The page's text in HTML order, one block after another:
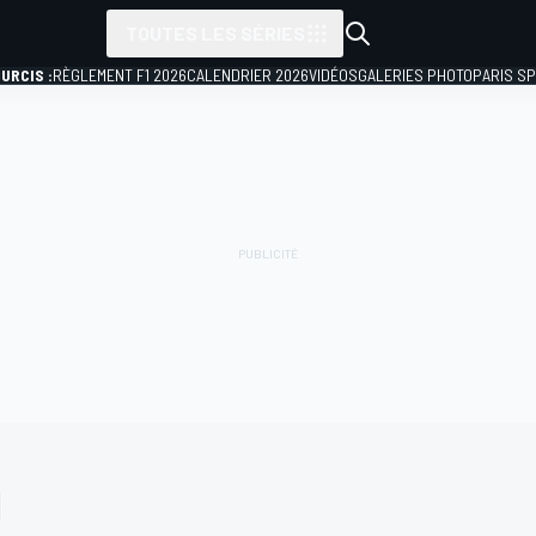
:RÈGLEMENT F1 2026CALENDRIER 2026VIDÉOSGALERIES PHOTOPARIS